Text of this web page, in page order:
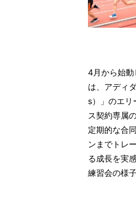
4月から始
は、アディ
s）」のエ
ス契約専属
定期的な合
ンまでトレ
る成長を実
練習会の様